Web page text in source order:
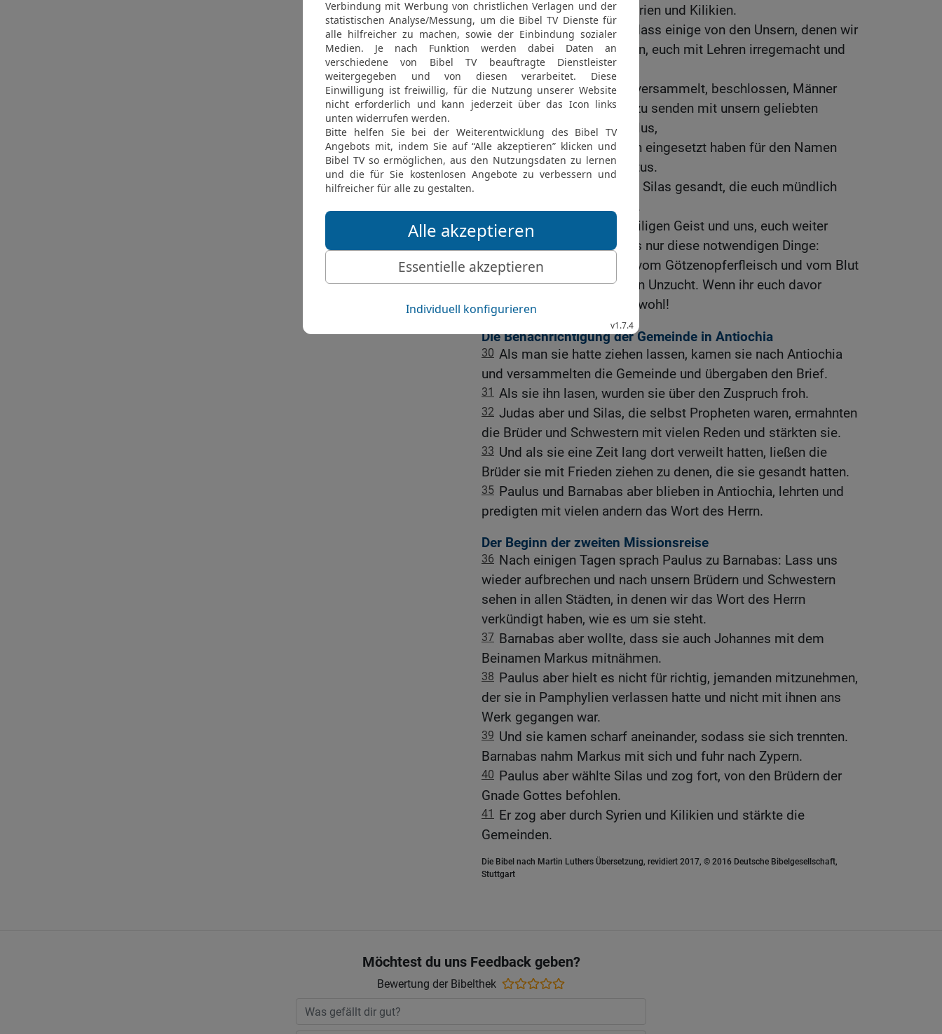
Heiden in Antiochia und Syrien und Kilikien.
24
Weil wir gehört haben, dass einige von den Unsern, denen wir
doch nichts befohlen hatten, euch mit Lehren irregemacht und
eure Seelen verwirrt haben,
25 so haben wir, einmütig versammelt, beschlossen, Männer
auszuwählen und zu euch zu senden mit unsern geliebten
Brüdern Barnabas und Paulus,
26 Menschen, die ihr Leben eingesetzt haben für den Namen
unseres Herrn Jesus Christus.
So haben wir Judas und Silas gesandt, die euch mündlich
dasselbe mitteilen werden.
28 Denn es gefällt dem Heiligen Geist und uns, euch weiter
keine Last aufzuerlegen als nur diese notwendigen Dinge:
29 dass ihr euch enthaltet vom Götzenopferfleisch und vom Blut
und vom Erstickten und von Unzucht. Wenn ihr euch davor
bewahrt, tut ihr recht. Lebt wohl!
Die Benachrichtigung der Gemeinde in Antiochia
30 Als man sie hatte ziehen lassen, kamen sie nach Antiochia
und versammelten die Gemeinde und übergaben den Brief.
31 Als sie ihn lasen, wurden sie über den Zuspruch froh.
32 Judas aber und Silas, die selbst Propheten waren, ermahnten
die Brüder und Schwestern mit vielen Reden und stärkten sie.
33 Und als sie eine Zeit lang dort verweilt hatten, ließen die
Brüder sie mit Frieden ziehen zu denen, die sie gesandt hatten.
35 Paulus und Barnabas aber blieben in Antiochia, lehrten und
predigten mit vielen andern das Wort des Herrn.
Der Beginn der zweiten Missionsreise
36 Nach einigen Tagen sprach Paulus zu Barnabas: Lass uns
wieder aufbrechen und nach unsern Brüdern und Schwestern
sehen in allen Städten, in denen wir das Wort des Herrn
verkündigt haben, wie es um sie steht.
37 Barnabas aber wollte, dass sie auch Johannes mit dem
Beinamen Markus mitnähmen.
38 Paulus aber hielt es nicht für richtig, jemanden mitzunehmen,
der sie in Pamphylien verlassen hatte und nicht mit ihnen ans
Werk gegangen war.
39 Und sie kamen scharf aneinander, sodass sie sich trennten.
Barnabas nahm Markus mit sich und fuhr nach Zypern.
40 Paulus aber wählte Silas und zog fort, von den Brüdern der
Gnade Gottes befohlen.
41 Er zog aber durch Syrien und Kilikien und stärkte die
Gemeinden.
Die Bibel nach Martin Luthers Übersetzung, revidiert 2017, © 2016 Deutsche Bibelgesellschaft,
Stuttgart
Möchtest du uns Feedback geben?
Bewertung der Bibelthek